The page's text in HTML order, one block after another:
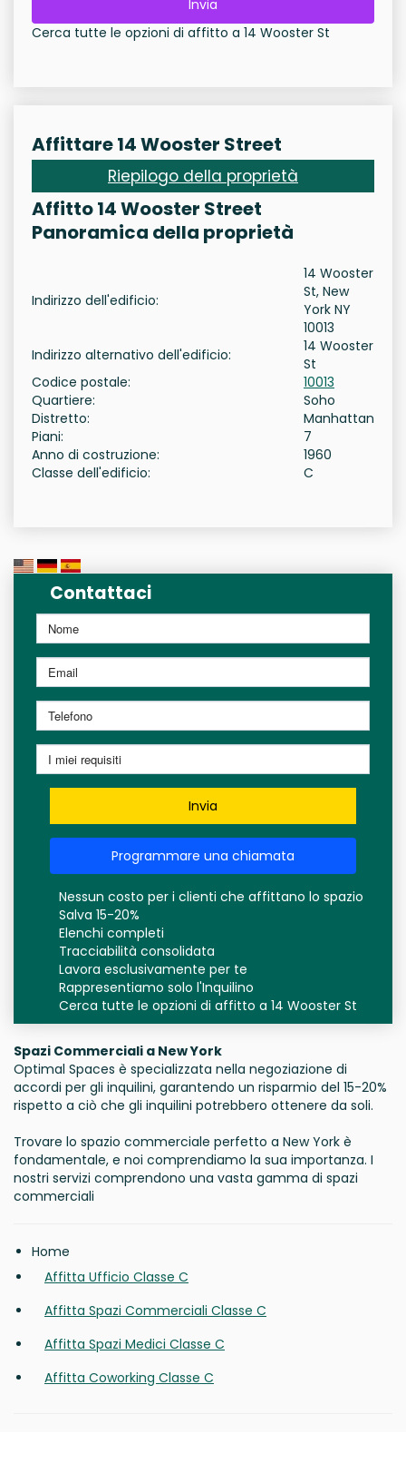
Invia
Cerca tutte le opzioni di affitto a 14 Wooster St
Affittare 14 Wooster Street
Riepilogo della proprietà
Affitto 14 Wooster Street
Panoramica della proprietà
Indirizzo dell'edificio:
14 Wooster
St, New
York NY
10013
Indirizzo alternativo dell'edificio:
14 Wooster
St
Codice postale:
10013
Quartiere:
Soho
Distretto:
Manhattan
Piani:
7
Anno di costruzione:
1960
Classe dell'edificio:
C
Contattaci
Invia
Programmare una chiamata
Nessun costo per i clienti che affittano lo spazio
Salva 15-20%
Elenchi completi
Tracciabilità consolidata
Lavora esclusivamente per te
Rappresentiamo solo l'Inquilino
Cerca tutte le opzioni di affitto a 14 Wooster St
Spazi Commerciali a New York
Optimal Spaces è specializzata nella negoziazione di
accordi per gli inquilini, garantendo un risparmio del 15-20%
rispetto a ciò che gli inquilini potrebbero ottenere da soli.
Trovare lo spazio commerciale perfetto a New York è
fondamentale, e noi comprendiamo la sua importanza. I
nostri servizi comprendono una vasta gamma di spazi
commerciali
Home
Affitta Ufficio Classe C
Affitta Spazi Commerciali Classe C
Affitta Spazi Medici Classe C
Affitta Coworking Classe C